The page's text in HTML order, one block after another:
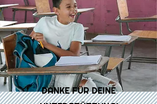
DANKE FÜR DEINE